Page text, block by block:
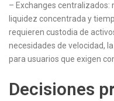
– Exchanges
liquidez concentrada y
requieren custodia de
necesidades de velocidad,
para usuarios que exigen
Decisiones